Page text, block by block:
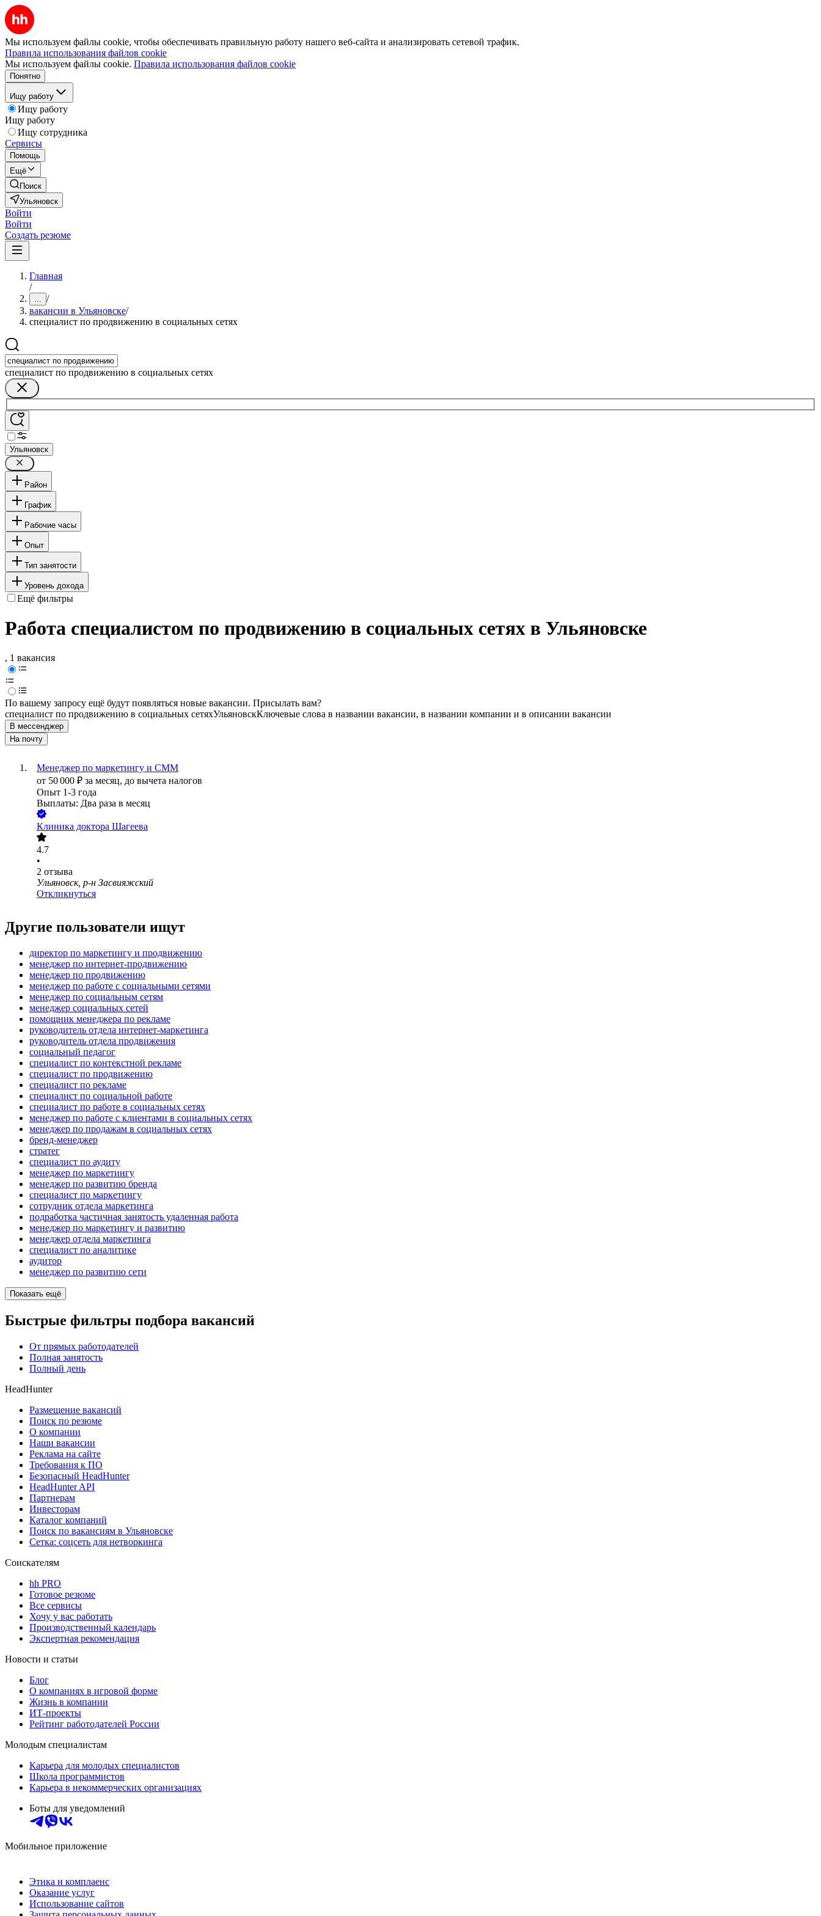
Мы используем файлы cookie, чтобы обеспечивать правильную работу нашего веб-сайта и анализировать сетевой трафик.
Правила использования файлов cookie
Мы используем файлы cookie. Правила использования файлов cookie
Понятно
Ищу работу
Ищу работу
Ищу работу
Ищу сотрудника
Сервисы
Помощь
Ещё
Поиск
Ульяновск
Войти
Войти
Создать резюме
Главная
/
... /
вакансии в Ульяновске/
специалист по продвижению в социальных сетях
специалист по продвижению в социальных сетях
Ульяновск
Район
График
Рабочие часы
Опыт
Тип занятости
Уровень дохода
Ещё фильтры
Работа специалистом по продвижению в социальных сетях в Ульяновске
, 1 вакансия
По вашему запросу ещё будут появляться новые вакансии. Присылать вам?
специалист по продвижению в социальных сетяхУльяновскКлючевые слова в названии вакансии, в названии компании и в описании вакансии
В мессенджер
На почту
Менеджер по маркетингу и СММ
от 50 000 ₽ за месяц, до вычета налогов
Опыт 1-3 года
Выплаты: Два раза в месяц
Клиника доктора Шагеева
4.7
•
2 отзыва
Ульяновск, р-н Засвияжский
Откликнуться
Другие пользователи ищут
директор по маркетингу и продвижению
менеджер по интернет-продвижению
менеджер по продвижению
менеджер по работе с социальными сетями
менеджер по социальным сетям
менеджер социальных сетей
помощник менеджера по рекламе
руководитель отдела интернет-маркетинга
руководитель отдела продвижения
социальный педагог
специалист по контекстной рекламе
специалист по продвижению
специалист по рекламе
специалист по социальной работе
специалист по работе в социальных сетях
менеджер по работе с клиентами в социальных сетях
менеджер по продажам в социальных сетях
бренд-менеджер
стратег
специалист по аудиту
менеджер по маркетингу
менеджер по развитию бренда
специалист по маркетингу
сотрудник отдела маркетинга
подработка частичная занятость удаленная работа
менеджер по маркетингу и развитию
менеджер отдела маркетинга
специалист по аналитике
аудитор
менеджер по развитию сети
Показать ещё
Быстрые фильтры подбора вакансий
От прямых работодателей
Полная занятость
Полный день
HeadHunter
Размещение вакансий
Поиск по резюме
О компании
Наши вакансии
Реклама на сайте
Требования к ПО
Безопасный HeadHunter
HeadHunter API
Партнерам
Инвесторам
Каталог компаний
Поиск по вакансиям в Ульяновске
Сетка: соцсеть для нетворкинга
Соискателям
hh PRO
Готовое резюме
Все сервисы
Хочу у вас работать
Производственный календарь
Экспертная рекомендация
Новости и статьи
Блог
О компаниях в игровой форме
Жизнь в компании
ИТ-проекты
Рейтинг работодателей России
Молодым специалистам
Карьера для молодых специалистов
Школа программистов
Карьера в некоммерческих организациях
Боты для уведомлений
Мобильное приложение
Этика и комплаенс
Оказание услуг
Использование сайтов